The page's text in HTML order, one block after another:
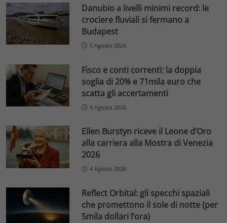
Danubio a livelli minimi record: le
crociere fluviali si fermano a
Budapest
5 Agosto 2026
Fisco e conti correnti: la doppia
soglia di 20% e 71mila euro che
scatta gli accertamenti
5 Agosto 2026
Ellen Burstyn riceve il Leone d’Oro
alla carriera alla Mostra di Venezia
2026
4 Agosto 2026
Reflect Orbital: gli specchi spaziali
che promettono il sole di notte (per
5mila dollari l’ora)